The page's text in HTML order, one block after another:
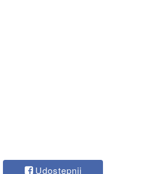
Udostępnij